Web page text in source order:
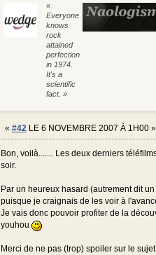
«
Everyone
knows
rock
attained
perfection
in 1974.
It's a
scientific
fact. »
« #42 LE 6 NOVEMBRE 2007 À 1H00 »
Bon, voilà....... Les deux derniers
soir.
Par un heureux hasard (autrement dit
puisque je craignais de les voir à
Je vais donc pouvoir profiter de la
youhou
Merci de ne pas (trop) spoiler sur le